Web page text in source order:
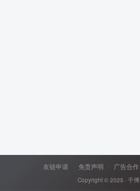
友链申请 免责声明 广告合作
Copyright © 2025 · 千博